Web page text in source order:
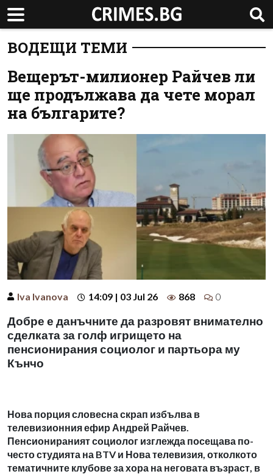
ВОДЕЩИ ТЕМИ
Вещерът-милионер Райчев ли
ще продължава да чете морал
на българите?
Iva Ivanova 14:09 | 03 Jul 26 868 0
Добре е данъчните да разровят внимателно
сделката за голф игрището на
пенсионирания социолог и партьора му
Кънчо
Нова порция словесна скрап избълва в
телевизионния ефир Андрей Райчев.
Пенсионираният социолог изглежда посещава по-
често студията на BTV и Нова телевизия, отколкото
тематичните клубове за хора на неговата възраст, в